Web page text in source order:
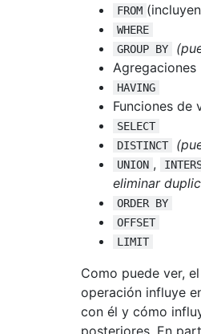
FROM
WHERE
GROUP BY
Agregaciones
HAVING
Funciones de
SELECT
DISTINCT
UNION ,
eliminar
ORDER BY
OFFSET
LIMIT
Como puede ver,
operación influye
con él y cómo
posteriores. En